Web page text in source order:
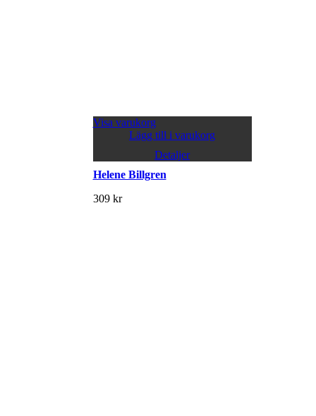
Visa varukorg
Lägg till i varukorg
Detaljer
Helene Billgren
309 kr